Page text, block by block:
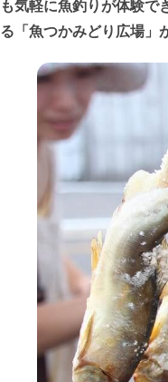
も気軽に魚釣りが体験で
る「魚つかみどり広場」